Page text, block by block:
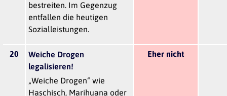
bestreiten. Im Gegenzug
entfallen die heutigen
Sozialleistungen.
20
Weiche Drogen
legalisieren!
„Weiche Drogen“ wie
Haschisch, Marihuana oder
Eher nicht